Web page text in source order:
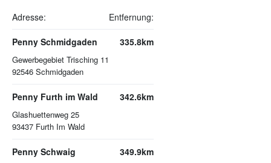
Adresse: Entfernung:
Penny Schmidgaden
Gewerbegebiet Trisching 11
92546 Schmidgaden
335.8km
Penny Furth im Wald
Glashuettenweg 25
93437 Furth Im Wald
342.6km
Penny Schwaig 349.9km